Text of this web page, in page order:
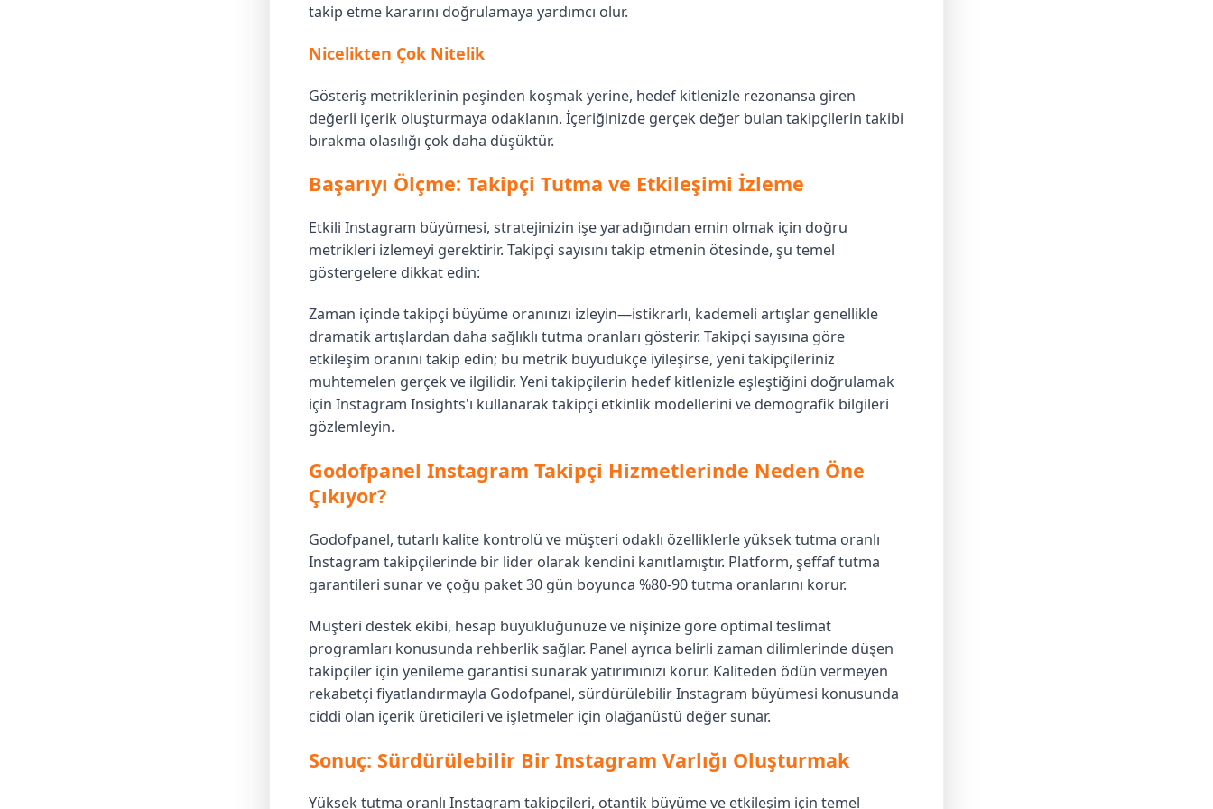
takip etme kararını doğrulamaya yardımcı olur.
Nicelikten Çok Nitelik
Gösteriş metriklerinin peşinden koşmak yerine, hedef kitlenizle rezonansa giren
değerli içerik oluşturmaya odaklanın. İçeriğinizde gerçek değer bulan takipçilerin takibi
bırakma olasılığı çok daha düşüktür.
Başarıyı Ölçme: Takipçi Tutma ve Etkileşimi İzleme
Etkili Instagram büyümesi, stratejinizin işe yaradığından emin olmak için doğru
metrikleri izlemeyi gerektirir. Takipçi sayısını takip etmenin ötesinde, şu temel
göstergelere dikkat edin:
Zaman içinde takipçi büyüme oranınızı izleyin—istikrarlı, kademeli artışlar genellikle
dramatik artışlardan daha sağlıklı tutma oranları gösterir. Takipçi sayısına göre
etkileşim oranını takip edin; bu metrik büyüdükçe iyileşirse, yeni takipçileriniz
muhtemelen gerçek ve ilgilidir. Yeni takipçilerin hedef kitlenizle eşleştiğini doğrulamak
için Instagram Insights'ı kullanarak takipçi etkinlik modellerini ve demografik bilgileri
gözlemleyin.
Godofpanel Instagram Takipçi Hizmetlerinde Neden Öne
Çıkıyor?
Godofpanel, tutarlı kalite kontrolü ve müşteri odaklı özelliklerle yüksek tutma oranlı
Instagram takipçilerinde bir lider olarak kendini kanıtlamıştır. Platform, şeffaf tutma
garantileri sunar ve çoğu paket 30 gün boyunca %80-90 tutma oranlarını korur.
Müşteri destek ekibi, hesap büyüklüğünüze ve nişinize göre optimal teslimat
programları konusunda rehberlik sağlar. Panel ayrıca belirli zaman dilimlerinde düşen
takipçiler için yenileme garantisi sunarak yatırımınızı korur. Kaliteden ödün vermeyen
rekabetçi fiyatlandırmayla Godofpanel, sürdürülebilir Instagram büyümesi konusunda
ciddi olan içerik üreticileri ve işletmeler için olağanüstü değer sunar.
Sonuç: Sürdürülebilir Bir Instagram Varlığı Oluşturmak
Yüksek tutma oranlı Instagram takipçileri, otantik büyüme ve etkileşim için temel